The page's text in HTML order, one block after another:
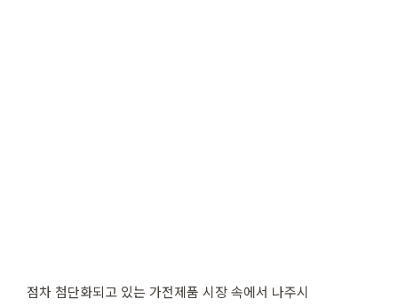
점차 첨단화되고 있는 가전제품 시장 속에서 나주시